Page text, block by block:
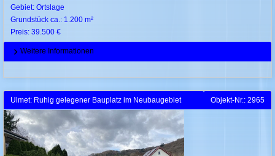
Gebiet: Ortslage
Grundstück ca.: 1.200 m²
Preis: 39.500 €
Weitere Informationen
Ulmet: Ruhig gelegener Bauplatz im Neubaugebiet Objekt-Nr.: 2965